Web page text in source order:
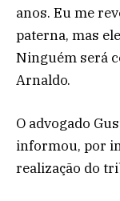
anos. Eu me
paterna, mas
Ninguém será
Arnaldo.
O advogado
informou, por
realização do